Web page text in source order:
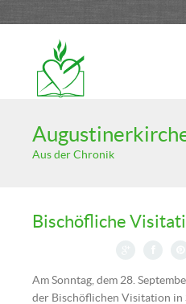
Aus der Chronik
Bischöfliche
Am Sonntag, dem 28.
der Bischöflichen Visitation in